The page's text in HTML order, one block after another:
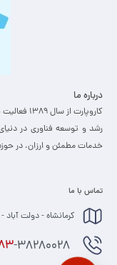
درباره ما
خدمات مطمئن و ارزان، ­در حوزه
تماس با ما
کرمانشاه - دولت
-38280028 | 09330011808